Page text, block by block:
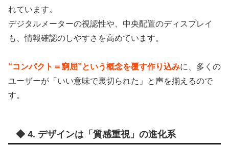
れています。
デジタルメーターの視認性や、中央配置のディスプレイ
も、情報確認のしやすさを高めています。
“コンパクト＝窮屈”という概念を覆す作り込みに、多くの
ユーザーが「いい意味で裏切られた」と声を揃えるので
す。
◆ 4. デザインは「質感重視」の進化系